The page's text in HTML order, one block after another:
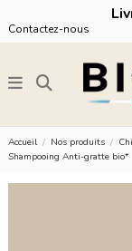
Contactez-nous
Accueil Nos produits
Shampooing Anti-gratte bio*